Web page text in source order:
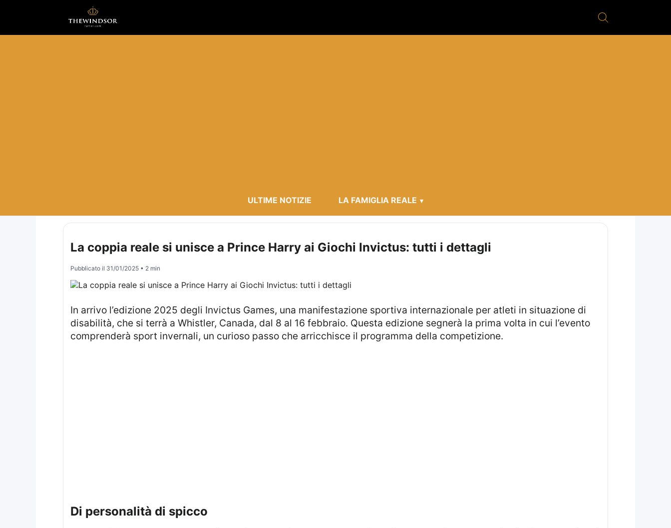
ULTIME NOTIZIE LA FAMIGLIA REALE
La coppia reale si unisce a Prince Harry ai Giochi Invictus: tutti i dettagli
Pubblicato il 31/01/2025• 2 min
In arrivo l’edizione 2025 degli Invictus Games, una manifestazione sportiva internazionale per atleti in situazione di
disabilità, che si terrà a Whistler, Canada, dal 8 al 16 febbraio. Questa edizione segnerà la prima volta in cui l’evento
comprenderà sport invernali, un curioso passo che arricchisce il programma della competizione.
di personalità di spicco